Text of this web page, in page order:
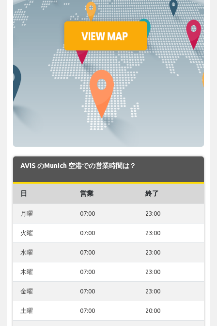
AVIS のMunich 空港での営業時間は？
日 営業 終了
月曜 07:00 23:00
火曜 07:00 23:00
水曜 07:00 23:00
木曜 07:00 23:00
金曜 07:00 23:00
土曜 07:00 20:00